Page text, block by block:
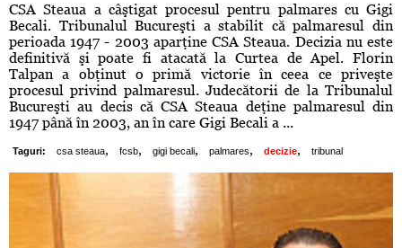
CSA Steaua a câştigat procesul pentru palmares cu Gigi
Becali. Tribunalul Bucureşti a stabilit că palmaresul din
perioada 1947 - 2003 aparţine CSA Steaua. Decizia nu este
definitivă şi poate fi atacată la Curtea de Apel. Florin
Talpan a obţinut o primă victorie în ceea ce priveşte
procesul privind palmaresul. Judecătorii de la Tribunalul
Bucureşti au decis că CSA Steaua deţine palmaresul din
1947 până în 2003, an în care Gigi Becali a ...
Taguri: csa steaua, fcsb, gigi becali, palmares, decizie, tribunal